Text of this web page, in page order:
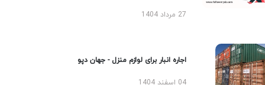
27 مرداد 1404
اجاره انبار برای لوازم منزل - جهان دپو
04 اسفند 1404